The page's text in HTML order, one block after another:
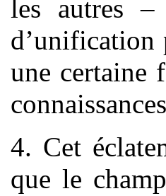
les autres –
d’unification
une certaine
4. Cet
que le